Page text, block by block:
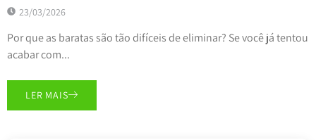
23/03/2026
Por que as baratas são tão difíceis de eliminar? Se você já tentou
acabar com...
LER MAIS